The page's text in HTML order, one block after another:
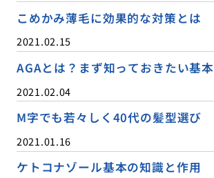
こめかみ薄毛に効果的な対策とは
2021.02.15
AGAとは？まず知っておきたい基本
2021.02.04
M字でも若々しく40代の髪型選び
2021.01.16
ケトコナゾール基本の知識と作用